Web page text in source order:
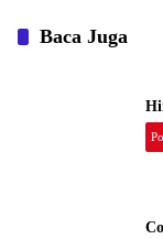
Baca Juga